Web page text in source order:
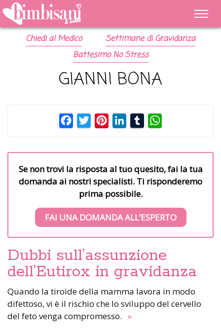
Chiedi al Medico
Settimane di Gravidanza
Battesimo No Stress
GIANNI BONA
FacebookTwitterPinterestLinkedInTumblr
Se non trovi la risposta al tuo quesito, fai la tua
domanda ai nostri specialisti. Ti risponderemo
prima possibile.
FAI UNA DOMANDA ALL’ESPERTO
Dubbi sull’assunzione
dell’Eutirox in gravidanza
Quando la tiroide della mamma lavora in modo
difettoso, vi è il rischio che lo sviluppo del cervello
del feto venga compromesso. »